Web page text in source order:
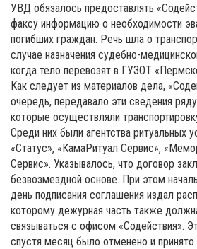
УВД обязалось предоставлять
факсу информацию о необходимости
погибших граждан. Речь шла о
случае назначения судебно-
когда тело перевозят в ГУЗОТ
Как следует из материалов дела,
очередь, передавало эти сведения ряду
которые осуществляли
Среди них были агентства ритуальных
«Статус», «КамаРитуал Сервис»,
Сервис». Указывалось, что договор
безвозмездной основе. При этом
день подписания соглашения издал
которому дежурная часть также
связываться с офисом «Содействия».
спустя месяц было отменено и принято